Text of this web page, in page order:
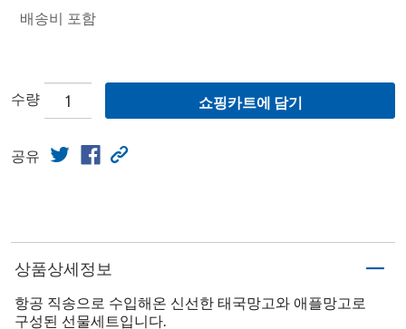
배송비 포함
수량 쇼핑카트에 담기
공유
상품상세정보
항공 직송으로 수입해온 신선한 태국망고와 애플망고로
구성된 선물세트입니다.